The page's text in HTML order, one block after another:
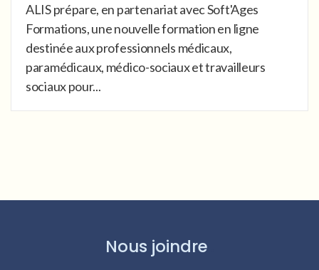
ALIS prépare, en partenariat avec Soft'Ages
Formations, une nouvelle formation en ligne
destinée aux professionnels médicaux,
paramédicaux, médico-sociaux et travailleurs
sociaux pour...
Nous joindre